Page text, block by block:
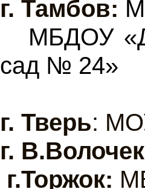
г. Тамбов:
МБДОУ
сад № 24»
г. Тверь:
г.
г.Торжок: